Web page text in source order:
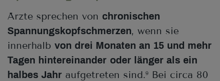
Ärzte sprechen von chronischen
Spannungskopfschmerzen, wenn sie
innerhalb von drei Monaten an 15 und mehr
Tagen hintereinander oder länger als ein
halbes Jahr aufgetreten sind.9
Bei circa 80